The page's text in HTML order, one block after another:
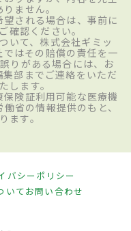
ません。
される場合は、事前に
確認ください。
いて、株式会社ギミッ
はその賠償の責任を一
りがある場合には、お
部までご連絡をいただ
します。
険証利用可能な医療機
省の情報提供のもと、
ます。
バシーポリシー
いてお問い合わせ